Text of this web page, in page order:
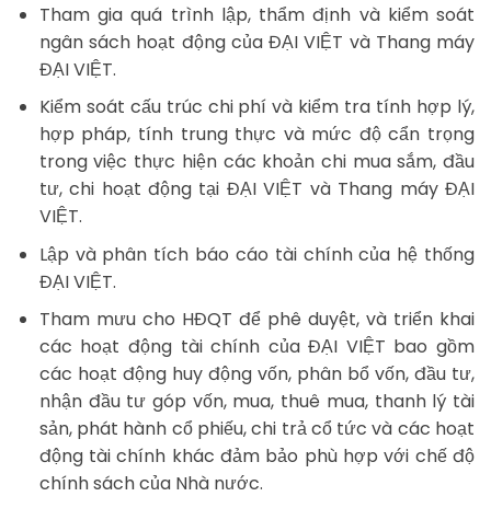
Tham gia quá trình lập, thẩm định và kiểm soát
ngân sách hoạt động của ĐẠI VIỆT và Thang máy
ĐẠI VIỆT.
Kiểm soát cấu trúc chi phí và kiểm tra tính hợp lý,
hợp pháp, tính trung thực và mức độ cẩn trọng
trong việc thực hiện các khoản chi mua sắm, đầu
tư, chi hoạt động tại ĐẠI VIỆT và Thang máy ĐẠI
VIỆT.
Lập và phân tích báo cáo tài chính của hệ thống
ĐẠI VIỆT.
Tham mưu cho HĐQT để phê duyệt, và triển khai
các hoạt động tài chính của ĐẠI VIỆT bao gồm
các hoạt động huy động vốn, phân bổ vốn, đầu tư,
nhận đầu tư góp vốn, mua, thuê mua, thanh lý tài
sản, phát hành cổ phiếu, chi trả cổ tức và các hoạt
động tài chính khác đảm bảo phù hợp với chế độ
chính sách của Nhà nước.